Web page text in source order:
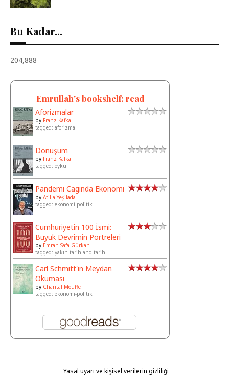
Bu Kadar...
204,888
Emrullah's bookshelf: read
Aforizmalar
by Franz Kafka
tagged: aforizma
Dönüşüm
by Franz Kafka
tagged: öykü
Pandemi Caginda Ekonomi
by Atilla Yeşilada
tagged: ekonomi-politik
Cumhuriyetin 100 İsmi:
Büyük Devrimin Portreleri
by Emrah Safa Gürkan
tagged: yakın-tarih and tarih
Carl Schmitt'in Meydan
Okuması
by Chantal Mouffe
tagged: ekonomi-politik
Yasal uyarı ve kişisel verilerin gizliliği